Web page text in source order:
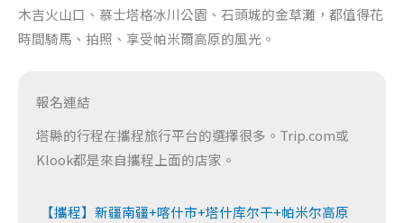
木吉火山口、慕士塔格冰川公園、石頭城的金草灘，都值得花
時間騎馬、拍照、享受帕米爾高原的風光。
報名連結
塔縣的行程在攜程旅行平台的選擇很多。Trip.com或
Klook都是來自攜程上面的店家。
【攜程】新疆南疆+喀什市+塔什库尔干+帕米尔高原